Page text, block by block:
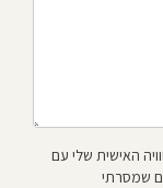
האישית שלי עם
שמסרתי